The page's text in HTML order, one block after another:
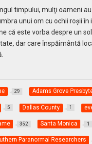
timpului, mulţi oameni
unui om cu ochii roşii
că este vorba despre un
dar care înspăimântă
29 Adams Grove
5 Dallas County 1
352 Santa Monica 1
Paranormal Researchers